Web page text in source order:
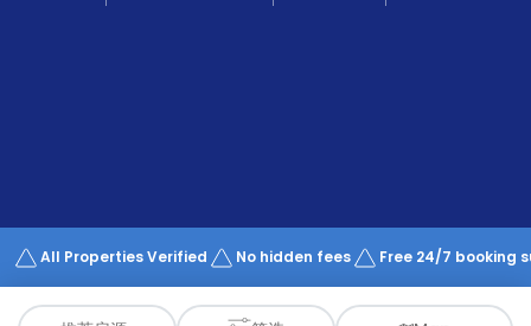
Works
All Properties Verified No hidden fees Free 24/7 booking